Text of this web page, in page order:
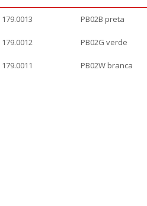
179.0013 PB02B preta
179.0012 PB02G verde
179.0011 PB02W branca